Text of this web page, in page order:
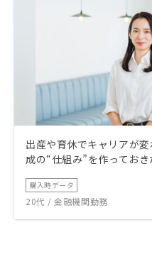
出産や育休でキャリアが
成の“仕組み”を作っておき
購入時データ
20代 / 金融機関勤務